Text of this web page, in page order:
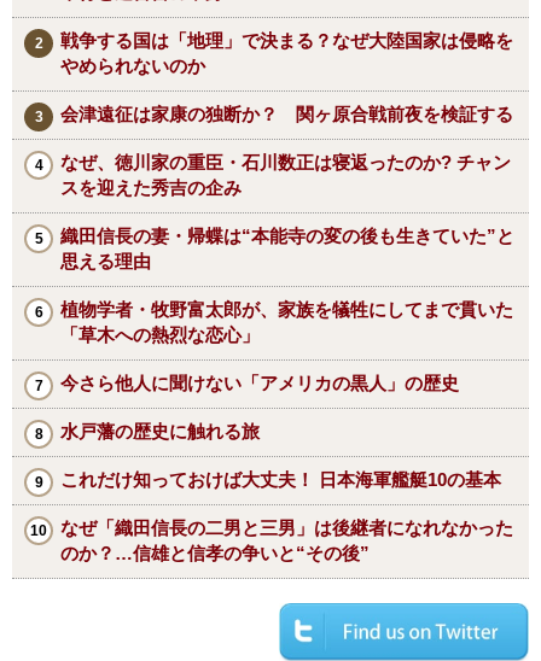
戦争する国は「地理」で決まる？なぜ大陸国家は侵略を
やめられないのか
会津遠征は家康の独断か？ 関ヶ原合戦前夜を検証する
なぜ、徳川家の重臣・石川数正は寝返ったのか? チャン
スを迎えた秀吉の企み
織田信長の妻・帰蝶は“本能寺の変の後も生きていた”と
思える理由
植物学者・牧野富太郎が、家族を犠牲にしてまで貫いた
「草木への熱烈な恋心」
今さら他人に聞けない「アメリカの黒人」の歴史
水戸藩の歴史に触れる旅
これだけ知っておけば大丈夫！ 日本海軍艦艇10の基本
なぜ「織田信長の二男と三男」は後継者になれなかった
のか？…信雄と信孝の争いと“その後”